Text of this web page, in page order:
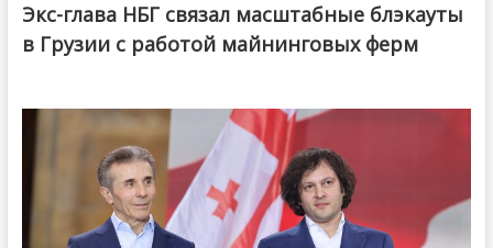
Экс-глава НБГ связал масштабные блэкауты
в Грузии с работой майнинговых ферм